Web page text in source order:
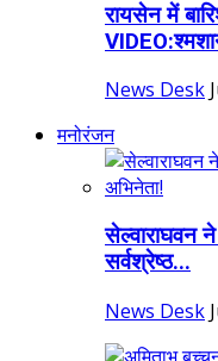
रायसेन में
News Desk
मनोरंजन
सेल्वाराघवन
सर्वश्रेष्ठ...
News Desk